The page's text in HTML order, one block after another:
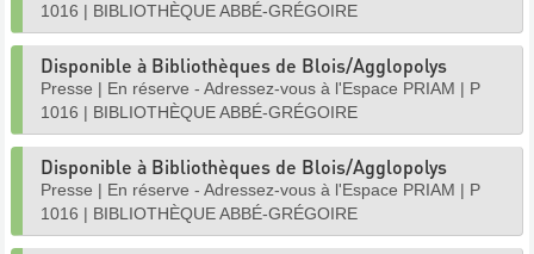
1016 | BIBLIOTHÈQUE ABBÉ-GRÉGOIRE
Disponible à Bibliothèques de Blois/Agglopolys
Presse | En réserve - Adressez-vous à l'Espace PRIAM | P
1016 | BIBLIOTHÈQUE ABBÉ-GRÉGOIRE
Disponible à Bibliothèques de Blois/Agglopolys
Presse | En réserve - Adressez-vous à l'Espace PRIAM | P
1016 | BIBLIOTHÈQUE ABBÉ-GRÉGOIRE